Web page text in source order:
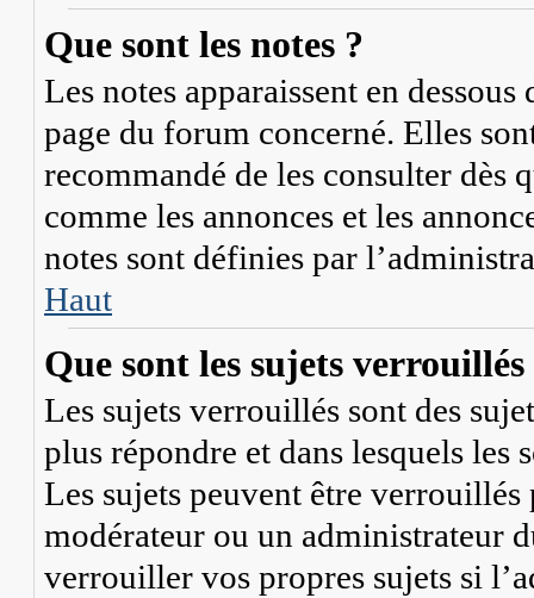
Que sont les notes ?
Les notes apparaissent en
page du forum concerné. Elles
recommandé de les consulter dès
comme les annonces et les
notes sont définies par
Haut
Que sont les sujets verrouillés
Les sujets verrouillés sont des
plus répondre et dans lesquels les
Les sujets peuvent être
modérateur ou un administrateur
verrouiller vos propres sujets si